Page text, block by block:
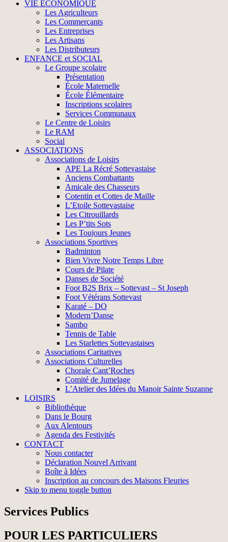
VIE ÉCONOMIQUE
Les Agriculteurs
Les Commerçants
Les Entreprises
Les Artisans
Les Distributeurs
ENFANCE et SOCIAL
Le Groupe scolaire
Présentation
École Maternelle
École Élémentaire
Inscriptions scolaires
Services Communaux
Le Centre de Loisirs
Le RAM
Social
ASSOCIATIONS
Associations de Loisirs
APE La Récré Sottevastaise
Anciens Combattants
Amicale des Chasseurs
Cotentin et Cottes de Maille
L’Etoile Sottevastaise
Les Citrouillards
Les P’tits Sots
Les Toujours Jeunes
Associations Sportives
Badminton
Bien Vivre Notre Temps Libre
Cours de Pilate
Danses de Société
Foot B2S Brix – Sottevast – St Joseph
Foot Vétérans Sottevast
Karaté – DO
Modern’Danse
Sambo
Tennis de Table
Les Starlettes Sottevastaises
Associations Caritatives
Associations Culturelles
Chorale Cant’Roches
Comité de Jumelage
L’Atelier des Idées du Manoir Sainte Suzanne
LOISIRS
Bibliothèque
Dans le Bourg
Aux Alentours
Agenda des Festivités
CONTACT
Nous contacter
Déclaration Nouvel Arrivant
Boîte à Idées
Inscription au concours des Maisons Fleuries
Skip to menu toggle button
Services Publics
POUR LES PARTICULIERS